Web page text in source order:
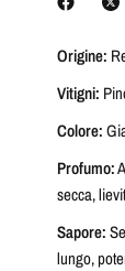
Origine:
Vitigni:
Colore:
Profumo:
secca,
Sapore:
lungo,